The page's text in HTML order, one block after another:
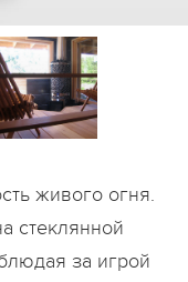
живого огня.
стеклянной
за игрой